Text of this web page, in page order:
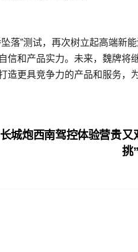
落”测试，再次树立起高端新
信和产品实力。未来，魏牌
造更具竞争力的产品和服务，
又
挑
城炮西南驾控体验营贵